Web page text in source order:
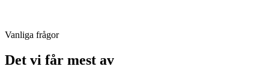
Vanliga frågor
Det vi får mest av